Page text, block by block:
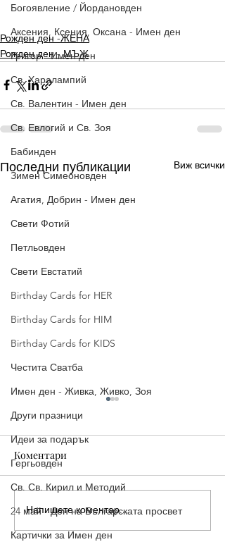
Богоявление / Йордановден
Аксения, Ксения, Оксана - Имен ден
Григор - Имен ден
Св. Харалампий
Св. Валентин - Имен ден
Св. Евлогий и Св. Зоя
Бабинден
Зимен Симеоновден
Агатия, Добрин - Имен ден
Свети Фотий
Петльовден
Свети Евстатий
Birthday Cards for HER
Birthday Cards for HIM
Birthday Cards for KIDS
Честита Сватба
Имен ден - Живка, Живко, Зоя
Други празници
Идеи за подарък
Гергьовден
Св. Св. Кирил и Методий
24 май - Ден на Българската просвет
Картички за Имен ден
Рожден ден -ЖЕНА
Рожден ден - МЪЖ
Последни публикации Виж всички
Стилни Картички за
Рожден Ден: Уиски, Рози
Коментари
Напишете коментар...